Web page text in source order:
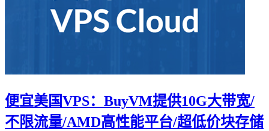
便宜美国VPS：BuyVM提供10G大带宽/
不限流量/AMD高性能平台/超低价块存储